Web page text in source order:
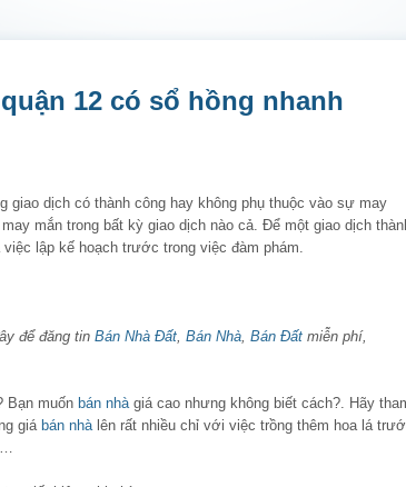
12 có sổ hồng nhanh
giao dịch có thành công hay không phụ thuộc vào sự may
mắn trong bất kỳ giao dịch nào cả. Để một giao dịch
lập kế hoạch trước trong việc đàm phám.
để đăng tin Bán Nhà Đất Bán Nhà Bán Đất miễn phí,
Bạn muốn bán nhà giá cao nhưng không biết cách?. Hãy
giá bán nhà lên rất nhiều chỉ với việc trồng thêm hoa lá